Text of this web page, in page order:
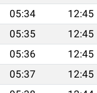
05:34 12:45
05:35 12:45
05:36 12:45
05:37 12:45